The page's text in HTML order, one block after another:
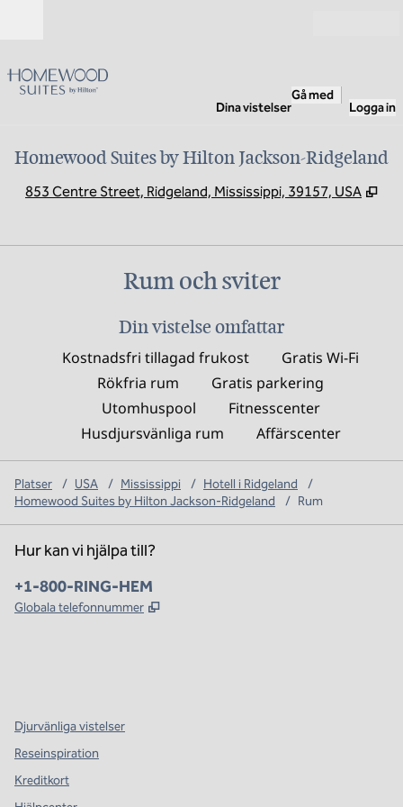
Dina vistelser
Gå med
Logga in
Homewood Suites by Hilton Jackson-Ridgeland
853 Centre Street, Ridgeland, Mississippi, 39157, USA ,
Rum och sviter
Din vistelse omfattar
Kostnadsfri tillagad frukost
Gratis Wi-Fi
Rökfria rum
Gratis parkering
Utomhuspool
Fitnesscenter
Husdjursvänliga rum
Affärscenter
Platser / USA / Mississippi / Hotell i Ridgeland
/
Homewood Suites by Hilton Jackson-Ridgeland
/ Rum
Hur kan vi hjälpa till?
Telefon:
+1-800-RING-HEM
Globala telefonnummer ,
Djurvänliga vistelser
Reseinspiration
Kreditkort